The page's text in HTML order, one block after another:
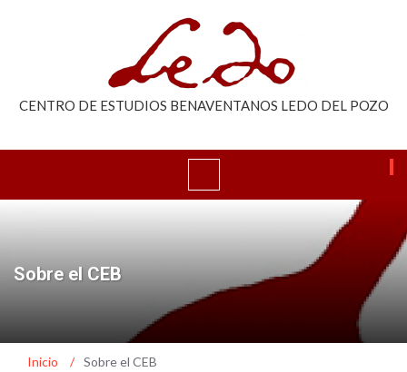
CENTRO DE ESTUDIOS BENAVENTANOS LEDO DEL POZO
Sobre el CEB
Inicio / Sobre el CEB